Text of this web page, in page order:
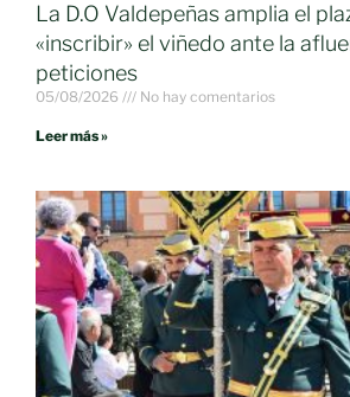
La D.O Valdepeñas amplia el
«inscribir» el viñedo ante la
peticiones
05/08/2026 No hay comentarios
Leer más »